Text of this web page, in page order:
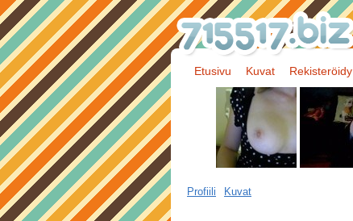
Etusivu Kuvat Rekisteröidy
Profiili Kuvat